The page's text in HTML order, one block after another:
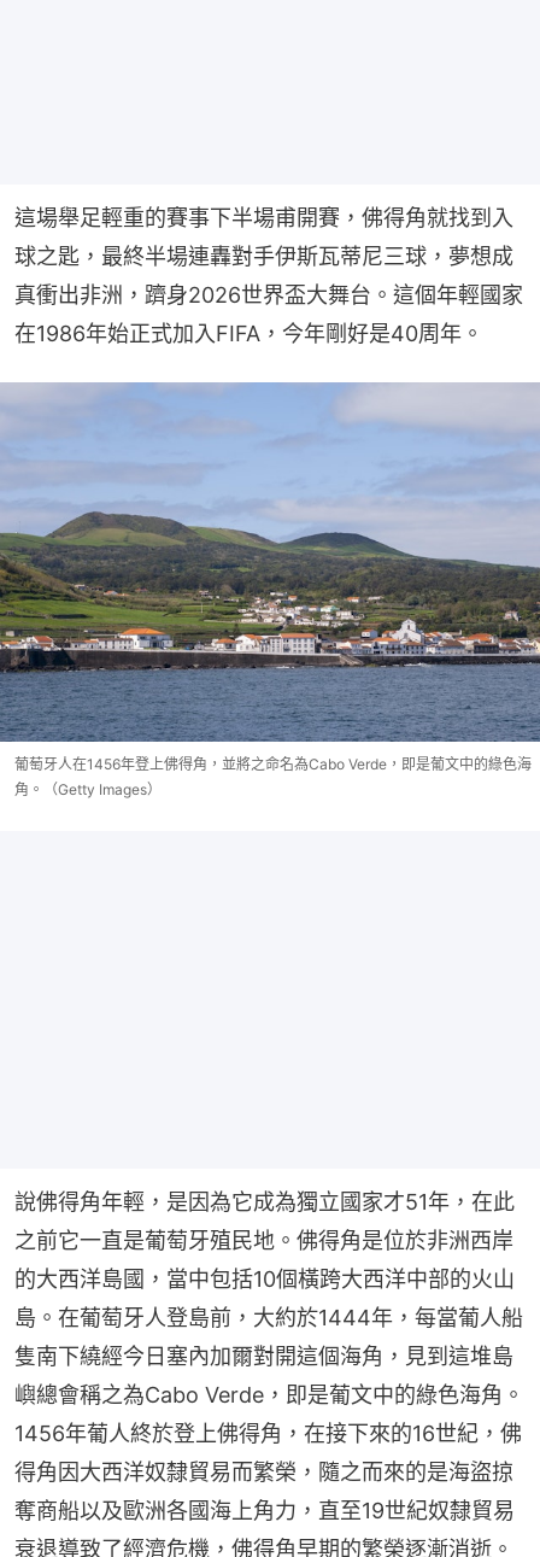
這場舉足輕重的賽事下半場甫開賽，佛得角就找到入
球之匙，最終半場連轟對手伊斯瓦蒂尼三球，夢想成
真衝出非洲，躋身2026世界盃大舞台。這個年輕國家
在1986年始正式加入FIFA，今年剛好是40周年。
葡萄牙人在1456年登上佛得角，並將之命名為Cabo Verde，即是葡文中的綠色海
角。（Getty Images）
說佛得角年輕，是因為它成為獨立國家才51年，在此
之前它一直是葡萄牙殖民地。佛得角是位於非洲西岸
的大西洋島國，當中包括10個橫跨大西洋中部的火山
島。在葡萄牙人登島前，大約於1444年，每當葡人船
隻南下繞經今日塞內加爾對開這個海角，見到這堆島
嶼總會稱之為Cabo Verde，即是葡文中的綠色海角。
1456年葡人終於登上佛得角，在接下來的16世紀，佛
得角因大西洋奴隸貿易而繁榮，隨之而來的是海盜掠
奪商船以及歐洲各國海上角力，直至19世紀奴隸貿易
衰退導致了經濟危機，佛得角早期的繁榮逐漸消逝。